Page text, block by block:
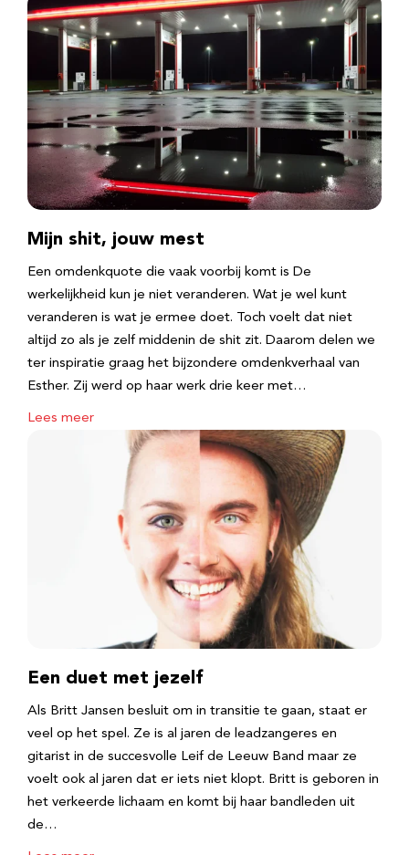
Mijn shit, jouw mest
Een omdenkquote die vaak voorbij komt is De
werkelijkheid kun je niet veranderen. Wat je wel kunt
veranderen is wat je ermee doet. Toch voelt dat niet
altijd zo als je zelf middenin de shit zit. Daarom delen we
ter inspiratie graag het bijzondere omdenkverhaal van
Esther. Zij werd op haar werk drie keer met…
Lees meer
Een duet met jezelf
Als Britt Jansen besluit om in transitie te gaan, staat er
veel op het spel. Ze is al jaren de leadzangeres en
gitarist in de succesvolle Leif de Leeuw Band maar ze
voelt ook al jaren dat er iets niet klopt. Britt is geboren in
het verkeerde lichaam en komt bij haar bandleden uit
de…